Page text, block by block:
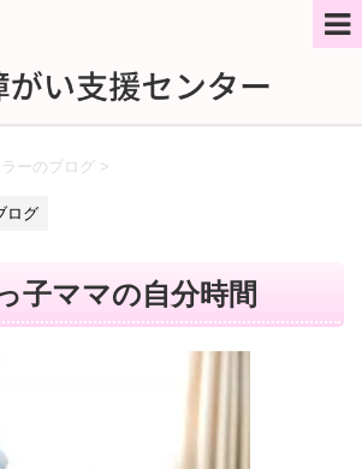
ーのブログ >
ログ
子ママの自分時間